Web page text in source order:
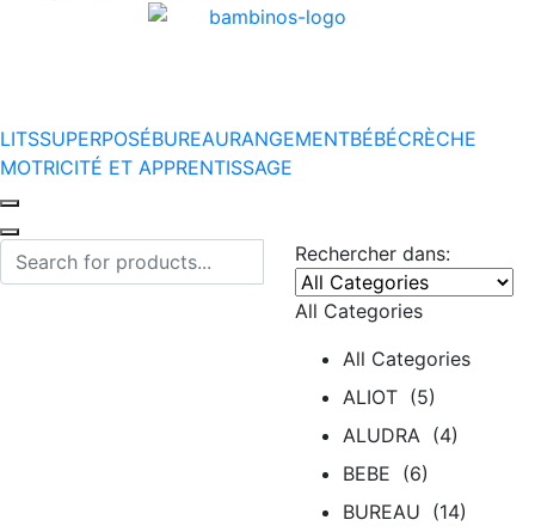
LITSSUPERPOSÉBUREAURANGEMENTBÉBÉCRÈCHE
MOTRICITÉ ET APPRENTISSAGE
Rechercher dans:
All Categories
All Categories
ALIOT (5)
ALUDRA (4)
BEBE (6)
BUREAU (14)